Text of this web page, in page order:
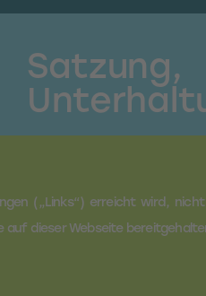
Satzung,
(„Links“) erreicht wird,
auf dieser Webseite